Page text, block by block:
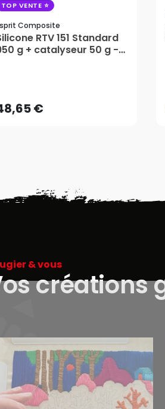
TOP VENTE
Composite
RTV 151 Standard
g + catalyseur 50 g -
€
AJOUTER AU PANIER
& vous
créations